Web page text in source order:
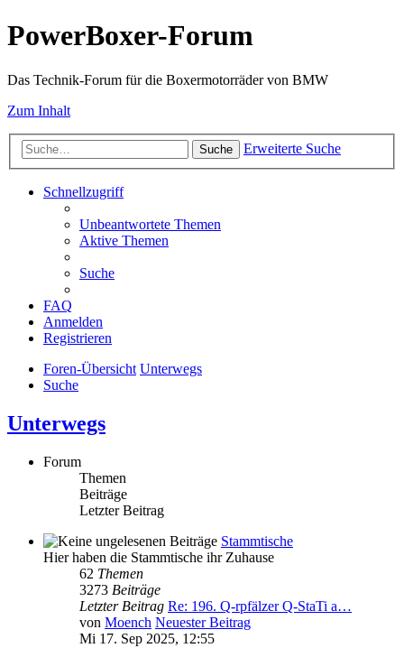
PowerBoxer-Forum
Das Technik-Forum für die Boxermotorräder von BMW
Zum Inhalt
Suche Erweiterte Suche
Schnellzugriff
Unbeantwortete Themen
Aktive Themen
Suche
FAQ
Anmelden
Registrieren
Foren-Übersicht Unterwegs
Suche
Unterwegs
Forum
Themen
Beiträge
Letzter Beitrag
Stammtische
Hier haben die Stammtische ihr Zuhause
62 Themen
3273 Beiträge
Letzter Beitrag Re: 196. Q-rpfälzer Q-StaTi a…
von Moench Neuester Beitrag
Mi 17. Sep 2025, 12:55